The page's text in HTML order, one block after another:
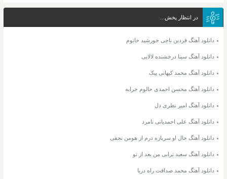
در انتظار پخش...
دانلود آهنگ فردین ناجی خورشید خانوم
دانلود آهنگ سینا درخشنده لالایی
دانلود آهنگ محمد کیهانی پیک
دانلود آهنگ محسن احمدی حالوم خرابه
دانلود آهنگ امیر نظری دل
دانلود آهنگ علی احمدیانی نامرد
دانلود آهنگ حال او سربازه درم از هومن نجفی
دانلود آهنگ سعید ترابی من بعد از تو
دانلود آهنگ محمد صداقت راه دریا